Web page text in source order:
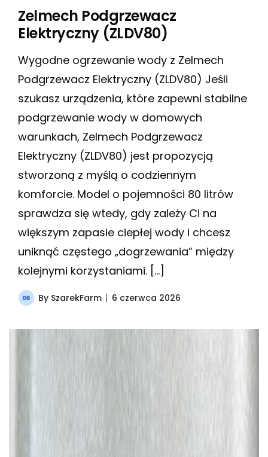
Zelmech Podgrzewacz
Elektryczny (ZLDV80)
Wygodne ogrzewanie wody z Zelmech
Podgrzewacz Elektryczny (ZLDV80) Jeśli
szukasz urządzenia, które zapewni stabilne
podgrzewanie wody w domowych
warunkach, Zelmech Podgrzewacz
Elektryczny (ZLDV80) jest propozycją
stworzoną z myślą o codziennym
komforcie. Model o pojemności 80 litrów
sprawdza się wtedy, gdy zależy Ci na
większym zapasie ciepłej wody i chcesz
uniknąć częstego „dogrzewania” między
kolejnymi korzystaniami. […]
By SzarekFarm 6 czerwca 2026